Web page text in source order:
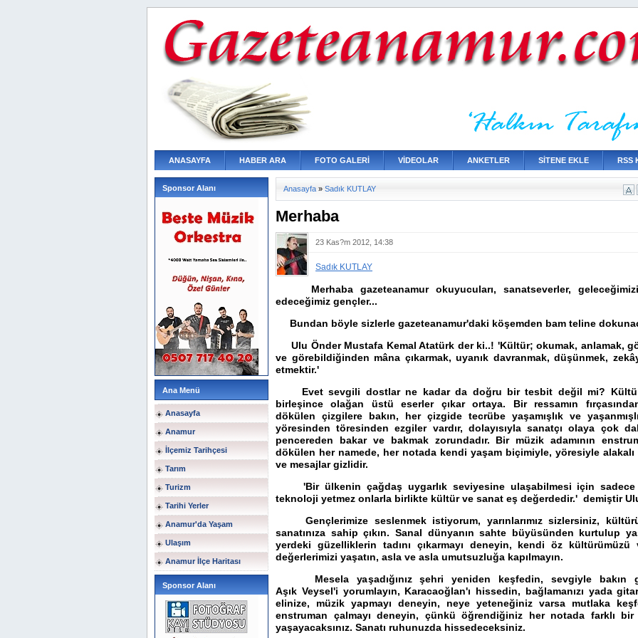
ANASAYFA HABER ARA FOTO GALERİ VİDEOLAR ANKETLER SİTENE EKLE RSS
Sponsor Alanı
Ana Menü
Anasayfa
Anamur
İlçemiz Tarihçesi
Tarım
Turizm
Tarihi Yerler
Anamur'da Yaşam
Ulaşım
Anamur İlçe Haritası
Sponsor Alanı
Anasayfa » Sadık KUTLAY
Merhaba
23 Kas?m 2012, 14:38
Sadık KUTLAY
Merhaba gazeteanamur okuyucuları, sanatseverler,
edeceğimiz gençler...
Bundan böyle sizlerle gazeteanamur'daki köşemden bam teline
Ulu Önder Mustafa Kemal Atatürk der ki..! 'Kültür; okumak, anlamak,
ve görebildiğinden mâna çıkarmak, uyanık davranmak, düşünmek,
etmektir.'
Evet sevgili dostlar ne kadar da doğru bir tesbit değil mi?
birleşince olağan üstü eserler çıkar ortaya. Bir ressamın
dökülen çizgilere bakın, her çizgide tecrübe yaşamışlık ve
yöresinden töresinden ezgiler vardır, dolayısıyla sanatçı olaya çok
pencereden bakar ve bakmak zorundadır. Bir müzik adamının
dökülen her namede, her notada kendi yaşam biçimiyle, yöresiyle
ve mesajlar gizlidir.
'Bir ülkenin çağdaş uygarlık seviyesine ulaşabilmesi için
teknoloji yetmez onlarla birlikte kültür ve sanat eş değerdedir.' demiştir
Gençlerimize seslenmek istiyorum, yarınlarımız sizlersiniz,
sanatınıza sahip çıkın. Sanal dünyanın sahte büyüsünden kurtulup
yerdeki güzelliklerin tadını çıkarmayı deneyin, kendi öz kültürümüzü
değerlerimizi yaşatın, asla ve asla umutsuzluğa kapılmayın.
Mesela yaşadığınız şehri yeniden keşfedin, sevgiyle bakın
Aşık Veysel'i yorumlayın, Karacaoğlan'ı hissedin, bağlamanızı yada
elinize, müzik yapmayı deneyin, neye yeteneğiniz varsa mutlaka
enstruman çalmayı deneyin, çünkü öğrendiğiniz her notada farklı bir
yaşayacaksınız. Sanatı ruhunuzda hissedeceksiniz.